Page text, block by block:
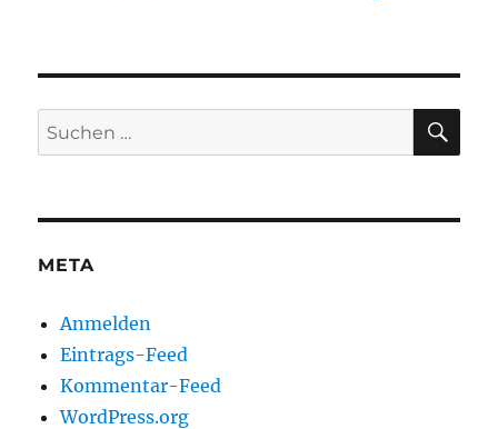
Suche
nach:
META
Anmelden
Eintrags-Feed
Kommentar-Feed
WordPress.org